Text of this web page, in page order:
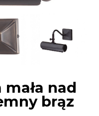
nad
brąz